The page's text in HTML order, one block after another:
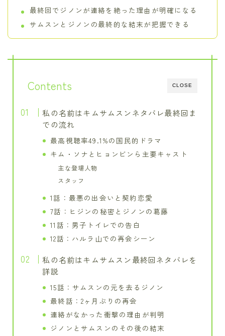
最終回でジノンが連絡を絶った理由が明確になる
サムスンとジノンの最終的な結末が把握できる
CLOSE
Contents
私の名前はキムサムスンネタバレ最終回ま
での流れ
最高視聴率49.1%の国民的ドラマ
キム・ソナとヒョンビンら主要キャスト
主な登場人物
スタッフ
1話：最悪の出会いと契約恋愛
7話：ヒジンの秘密とジノンの葛藤
11話：男子トイレでの告白
12話：ハルラ山での再会シーン
私の名前はキムサムスン最終回ネタバレを
詳説
15話：サムスンの元を去るジノン
最終話：2ヶ月ぶりの再会
連絡がなかった衝撃の理由が判明
ジノンとサムスンのその後の結末